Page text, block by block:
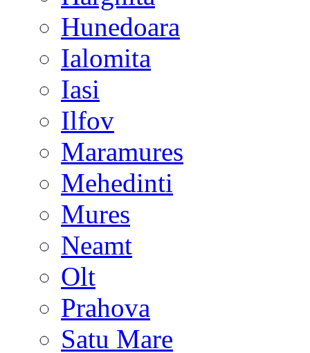
Hunedoara
Ialomita
Iasi
Ilfov
Maramures
Mehedinti
Mures
Neamt
Olt
Prahova
Satu Mare